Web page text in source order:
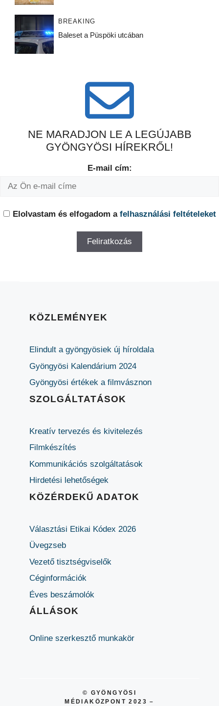
BREAKING
Baleset a Püspöki utcában
NE MARADJON LE A LEGÚJABB
GYÖNGYÖSI HÍREKRŐL!
E-mail cím:
Elolvastam és elfogadom a felhasználási feltételeket
KÖZLEMÉNYEK
Elindult a gyöngyösiek új híroldala
Gyöngyösi Kalendárium 2024
Gyöngyösi értékek a filmvásznon
SZOLGÁLTATÁSOK
Kreatív tervezés és kivitelezés
Filmkészítés
Kommunikációs szolgáltatások
Hirdetési lehetőségek
KÖZÉRDEKŰ ADATOK
Választási Etikai Kódex 2026
Üvegzseb
Vezető tisztségviselők
Céginformációk
Éves beszámolók
ÁLLÁSOK
Online szerkesztő munkakör
© GYÖNGYÖSI
MÉDIAKÖZPONT 2023 –